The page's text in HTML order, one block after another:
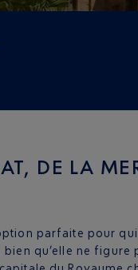
DE LA
parfaite pour
qu’elle ne figure